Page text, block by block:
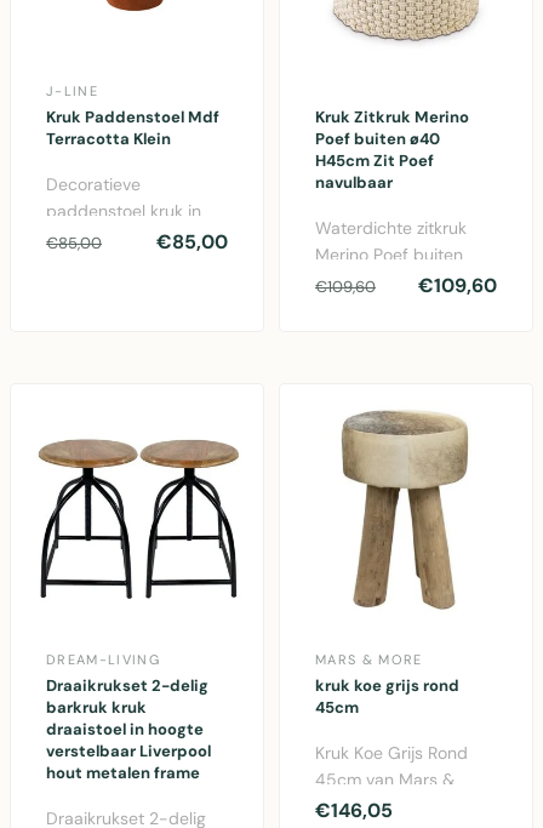
J-LINE
Kruk Paddenstoel Mdf
Terracotta Klein
Decoratieve
paddenstoel kruk in
terracotta bruin van
€85,00 €85,00
Kruk Zitkruk Merino
Poef buiten ø40
H45cm Zit Poef
navulbaar
Waterdichte zitkruk
Merino Poef buiten
met gebreide look,
€109,60 €109,60
DREAM-LIVING
Draaikrukset 2-delig
barkruk kruk
draaistoel in hoogte
verstelbaar Liverpool
hout metalen frame
Draaikrukset 2-delig
MARS & MORE
kruk koe grijs rond
45cm
Kruk Koe Grijs Rond
45cm van Mars &
More. Decoratieve kruk
€146,05